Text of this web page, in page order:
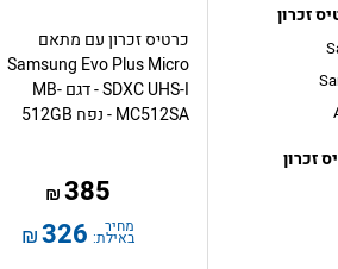
זכרון
זכרון
כרטיס זכרון עם מתאם
Samsung Evo Plus Micro
SDXC UHS-I - דגם MB-
MC512SA - נפח 512GB
385
₪
מחיר
באילת: 326
₪